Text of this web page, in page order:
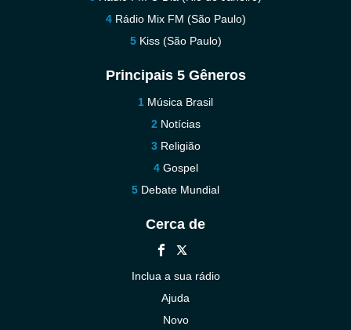
Rádio Mix FM (São Paulo)
Kiss (São Paulo)
Principais 5 Gêneros
Música Brasil
Notícias
Religião
Gospel
Debate Mundial
Cerca de
Inclua a sua rádio
Ajuda
Novo